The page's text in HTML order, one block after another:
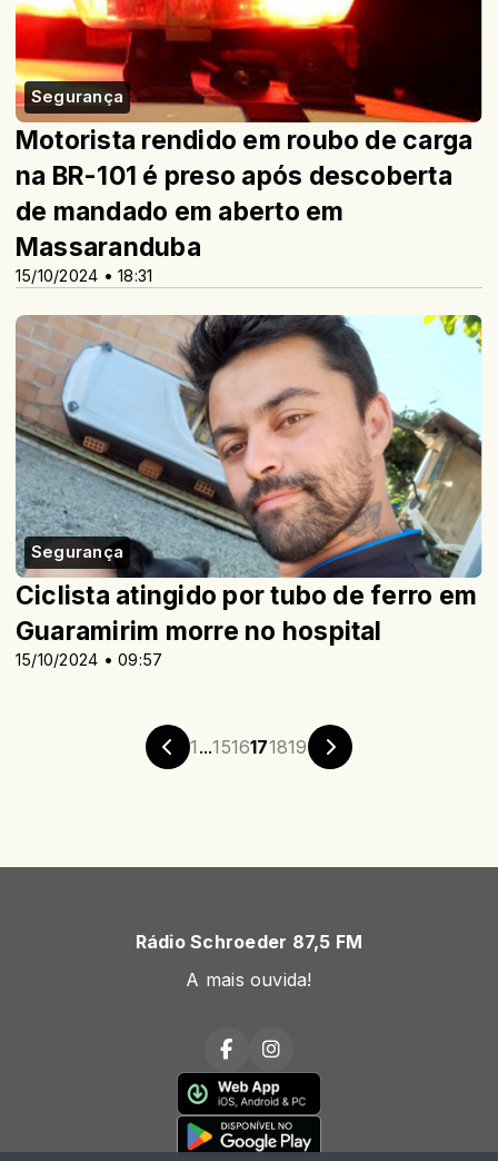
Segurança
15/10/2024 • 18:31
Motorista rendido em roubo de carga
na BR-101 é preso após descoberta
de mandado em aberto em
Massaranduba
Segurança
15/10/2024 • 09:57
Ciclista atingido por tubo de ferro em
Guaramirim morre no hospital
1 ...1516171819
Rádio Schroeder 87,5 FM
A mais ouvida!